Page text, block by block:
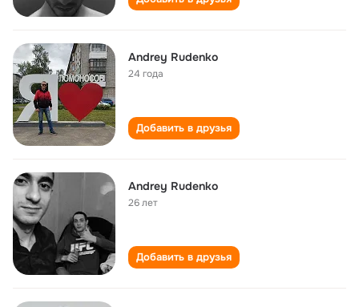
Andrey Rudenko
24 года
Добавить в друзья
Andrey Rudenko
26 лет
Добавить в друзья